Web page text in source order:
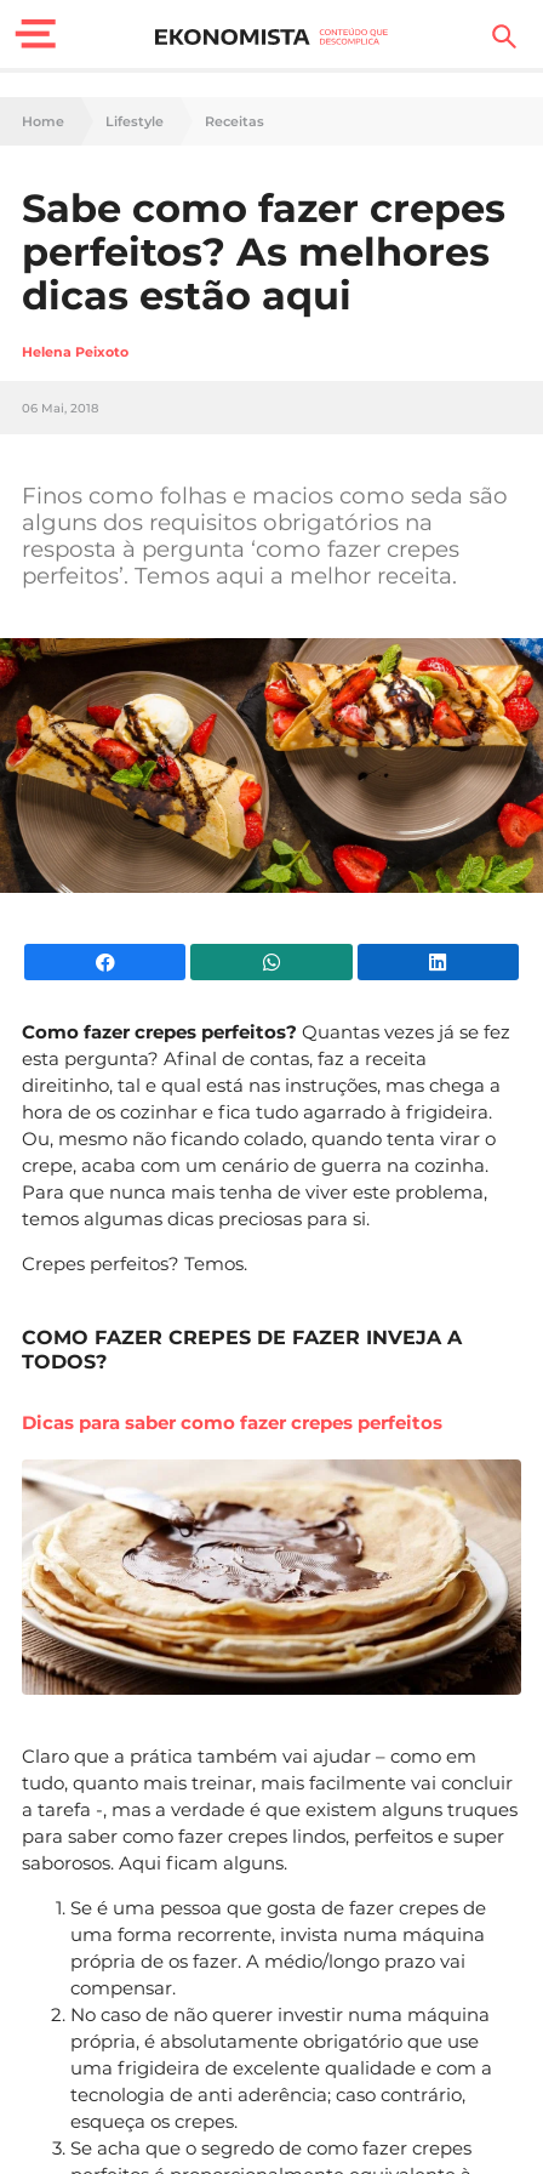
Finanças Pessoais
Carreira
Casa
Lifestyle
Sociedade
Negócios
Mundial 2026
Home Lifestyle Receitas
Sabe como fazer crepes
perfeitos? As melhores
dicas estão aqui
Helena Peixoto
06 Mai, 2018
Finos como folhas e macios como seda são
alguns dos requisitos obrigatórios na
resposta à pergunta ‘como fazer crepes
perfeitos’. Temos aqui a melhor receita.
Facebook WhatsApp
Como fazer crepes perfeitos? Quantas vezes já se fez
esta pergunta? Afinal de contas, faz a receita
direitinho, tal e qual está nas instruções, mas chega a
hora de os cozinhar e fica tudo agarrado à frigideira.
Ou, mesmo não ficando colado, quando tenta virar o
crepe, acaba com um cenário de guerra na cozinha.
Para que nunca mais tenha de viver este problema,
temos algumas dicas preciosas para si.
Crepes perfeitos? Temos.
COMO FAZER CREPES DE FAZER INVEJA A
TODOS?
Dicas para saber como fazer crepes perfeitos
Claro que a prática também vai ajudar – como em
tudo, quanto mais treinar, mais facilmente vai concluir
a tarefa -, mas a verdade é que existem alguns truques
para saber como fazer crepes lindos, perfeitos e super
saborosos. Aqui ficam alguns.
Se é uma pessoa que gosta de fazer crepes de
uma forma recorrente, invista numa máquina
própria de os fazer. A médio/longo prazo vai
compensar.
No caso de não querer investir numa máquina
própria, é absolutamente obrigatório que use
uma frigideira de excelente qualidade e com a
tecnologia de anti aderência; caso contrário,
esqueça os crepes.
Se acha que o segredo de como fazer crepes